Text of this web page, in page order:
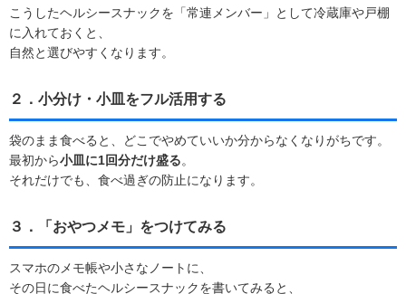
こうしたヘルシースナックを「常連メンバー」として冷蔵庫や戸棚
に入れておくと、
自然と選びやすくなります。
２．小分け・小皿をフル活用する
袋のまま食べると、どこでやめていいか分からなくなりがちです。
最初から小皿に1回分だけ盛る。
それだけでも、食べ過ぎの防止になります。
３．「おやつメモ」をつけてみる
スマホのメモ帳や小さなノートに、
その日に食べたヘルシースナックを書いてみると、